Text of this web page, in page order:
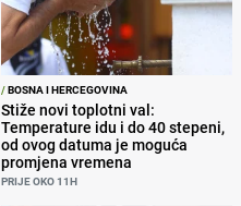
/BOSNA I HERCEGOVINA
Stiže novi toplotni val:
Temperature idu i do 40 stepeni,
od ovog datuma je moguća
promjena vremena
PRIJE OKO 11H